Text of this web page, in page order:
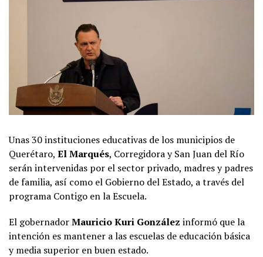
Unas 30 instituciones educativas de los municipios de
Querétaro, El Marqués, Corregidora y San Juan del Río
serán intervenidas por el sector privado, madres y padres
de familia, así como el Gobierno del Estado, a través del
programa Contigo en la Escuela.
El gobernadorMauricio Kuri González informó que la
intención es mantener a las escuelas de educación básica
y media superior en buen estado.